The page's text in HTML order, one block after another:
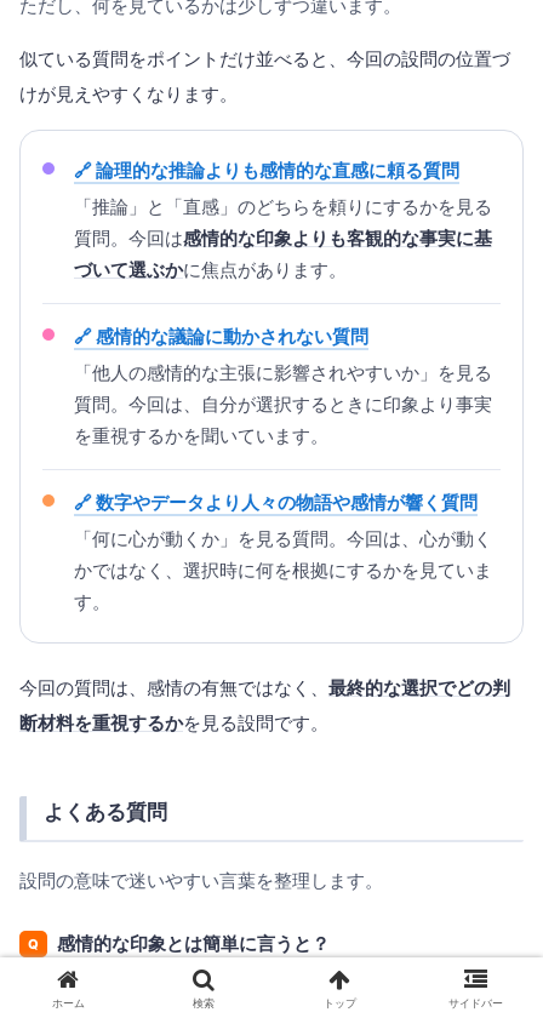
ただし、何を見ているかは少しずつ違います。
似ている質問をポイントだけ並べると、今回の設問の位置づ
けが見えやすくなります。
論理的な推論よりも感情的な直感に頼る質問
「推論」と「直感」のどちらを頼りにするかを見る
質問。今回は感情的な印象よりも客観的な事実に基
づいて選ぶかに焦点があります。
感情的な議論に動かされない質問
「他人の感情的な主張に影響されやすいか」を見る
質問。今回は、自分が選択するときに印象より事実
を重視するかを聞いています。
数字やデータより人々の物語や感情が響く質問
「何に心が動くか」を見る質問。今回は、心が動く
かではなく、選択時に何を根拠にするかを見ていま
す。
今回の質問は、感情の有無ではなく、 最終的な選択でどの判
断材料を重視するかを見る設問です。
よくある質問
設問の意味で迷いやすい言葉を整理します。
Q 感情的な印象とは簡単に言うと？
ホーム 検索 トップ サイドバー